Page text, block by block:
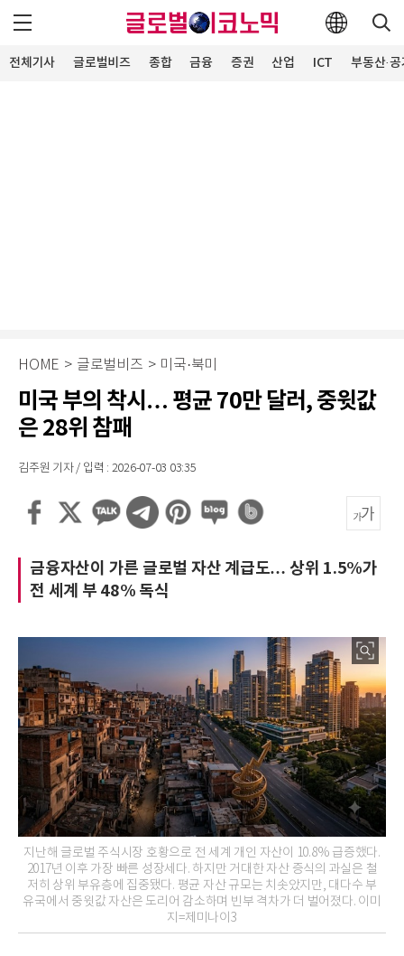
전체기사 글로벌비즈 종합 금융 증권 산업 ICT 부동산·
HOME > 글로벌비즈 > 미국·북미
미국 부의 착시… 평균 70만 달러, 중윗값
은 28위 참패
김주원 기자 / 입력 : 2026-07-03 03:35
금융자산이 가른 글로벌 자산 계급도… 상위 1.5%가
전 세계 부 48% 독식
지난해 글로벌 주식시장 호황으로 전 세계 개인 자산이 10.8% 급증했다.
2017년 이후 가장 빠른 성장세다. 하지만 거대한 자산 증식의 과실은 철
저히 상위 부유층에 집중됐다. 평균 자산 규모는 치솟았지만, 대다수 부
유국에서 중윗값 자산은 도리어 감소하며 빈부 격차가 더 벌어졌다. 이미
지=제미나이3